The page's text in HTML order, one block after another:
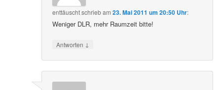
enttäuschtschriebam23. Mai 2011 um 20:50 Uhr:
Weniger DLR, mehr Raumzeit bitte!
Antworten ↓